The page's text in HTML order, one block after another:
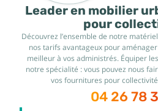
Leader en mobilier
pour
Découvrez l’ensemble de notre
nos tarifs avantageux pour
meilleur à vos administrés. Équiper
notre spécialité : vous pouvez nous
vos fournitures pour
04 26 78